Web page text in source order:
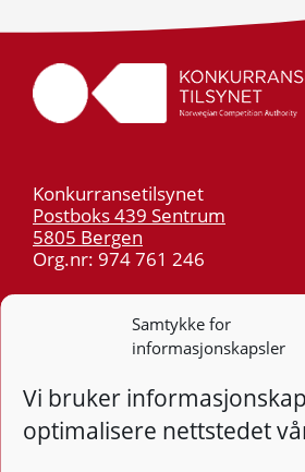
Samtykke for
informasjonskapsler
Vi bruker
optimalisere nettstedet
Konkurransetilsynet
Postboks 439 Sentrum
5805 Bergen
Org.nr: 974 761 246
55 59 75 00
post@kt.no